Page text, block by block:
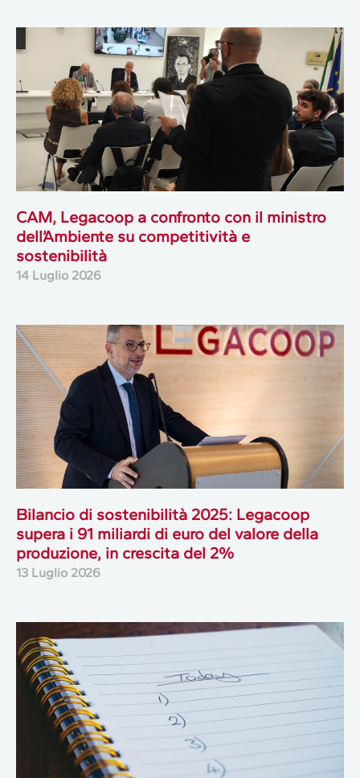
CAM, Legacoop a confronto con il ministro
dell’Ambiente su competitività e
sostenibilità
14 Luglio 2026
Bilancio di sostenibilità 2025: Legacoop
supera i 91 miliardi di euro del valore della
produzione, in crescita del 2%
13 Luglio 2026